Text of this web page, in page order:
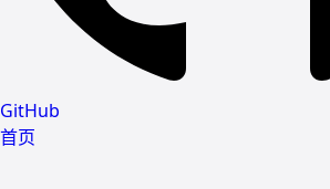
GitHub
首页